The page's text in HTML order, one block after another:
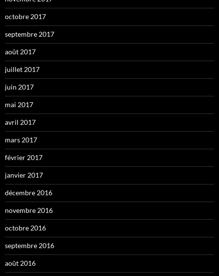
octobre 2017
septembre 2017
août 2017
juillet 2017
juin 2017
mai 2017
avril 2017
mars 2017
février 2017
janvier 2017
décembre 2016
novembre 2016
octobre 2016
septembre 2016
août 2016